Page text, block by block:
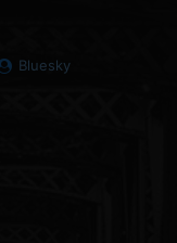
Bluesky